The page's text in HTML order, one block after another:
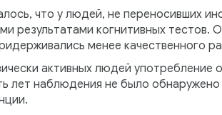
что у людей, не переносивших
результатами когнитивных тестов.
менее качественного
активных людей
лет наблюдения не было